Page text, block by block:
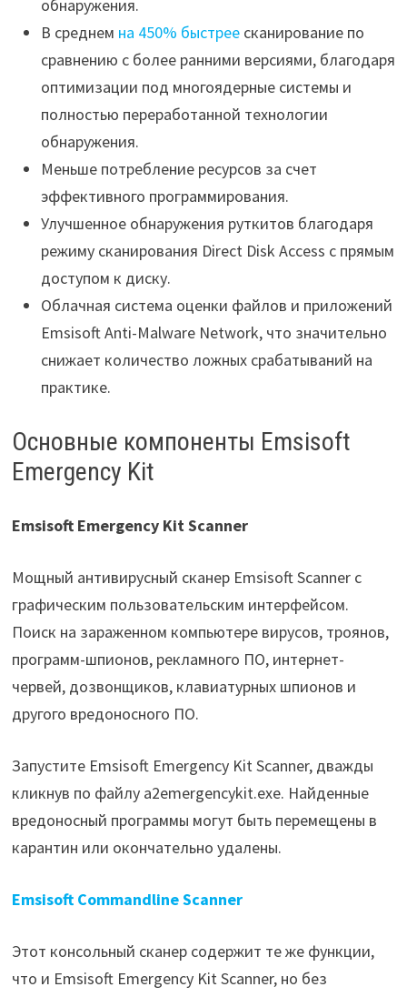
обнаружения.
В среднем на 450% быстреесканирование по
сравнению с более ранними версиями, благодаря
оптимизации под многоядерные системы и
полностью переработанной технологии
обнаружения.
Меньше потребление ресурсов за счет
эффективного программирования.
Улучшенное обнаружения руткитов благодаря
режиму сканирования Direct Disk Access с прямым
доступом к диску.
Облачная система оценки файлов и приложений
Emsisoft Anti-Malware Network, что значительно
снижает количество ложных срабатываний на
практике.
Основные компоненты Emsisoft
Emergency Kit
Emsisoft Emergency Kit Scanner
Мощный антивирусный сканер Emsisoft Scanner с
графическим пользовательским интерфейсом.
Поиск на зараженном компьютере вирусов, троянов,
программ-шпионов, рекламного ПО, интернет-
червей, дозвонщиков, клавиатурных шпионов и
другого вредоносного ПО.
Запустите Emsisoft Emergency Kit Scanner, дважды
кликнув по файлу a2emergencykit.exe. Найденные
вредоносный программы могут быть перемещены в
карантин или окончательно удалены.
Emsisoft Commandline Scanner
Этот консольный сканер содержит те же функции,
что и Emsisoft Emergency Kit Scanner, но без